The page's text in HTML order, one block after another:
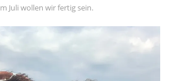
Juli wollen wir fertig sein.